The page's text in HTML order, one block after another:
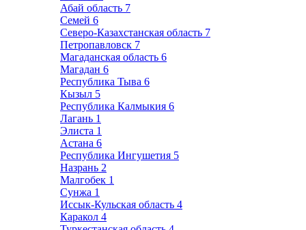
Абай область 7
Семей 6
Северо-Казахстанская область 7
Петропавловск 7
Магаданская область 6
Магадан 6
Республика Тыва 6
Кызыл 5
Республика Калмыкия 6
Лагань 1
Элиста 1
Астана 6
Республика Ингушетия 5
Назрань 2
Малгобек 1
Сунжа 1
Иссык-Кульская область 4
Каракол 4